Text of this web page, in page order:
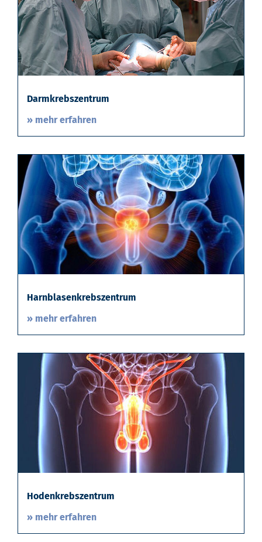
Darmkrebszentrum
» mehr erfahren
Harnblasenkrebszentrum
» mehr erfahren
Hodenkrebszentrum
» mehr erfahren